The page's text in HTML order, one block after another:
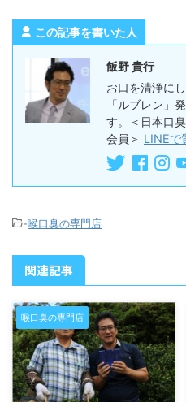
この記事を書いた人
飯野 貴行
お口を清浄に
「ルブレン」
す。＜日本口
会員＞ LINEで
-喉口臭の専門店
関連記事
喉口臭の専門店